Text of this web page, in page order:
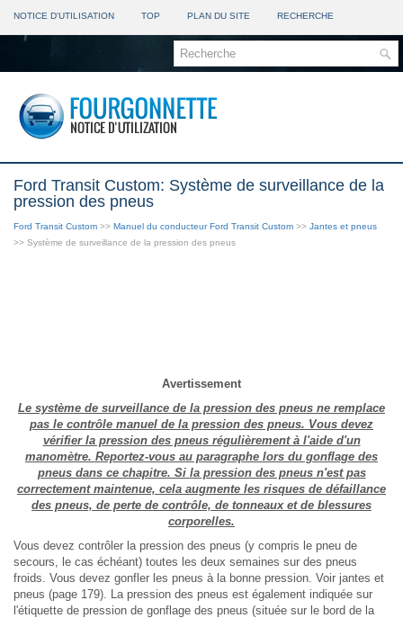
NOTICE D'UTILISATION TOP PLAN DU SITE RECHERCHE
Ford Transit Custom: Système de surveillance de la
pression des pneus
Ford Transit Custom >> Manuel du conducteur Ford Transit Custom >> Jantes et pneus
>> Système de surveillance de la pression des pneus
Avertissement
Le système de surveillance de la pression des pneus ne remplace
pas le contrôle manuel de la pression des pneus. Vous devez
vérifier la pression des pneus régulièrement à l'aide d'un
manomètre. Reportez-vous au paragraphe lors du gonflage des
pneus dans ce chapitre. Si la pression des pneus n'est pas
correctement maintenue, cela augmente les risques de défaillance
des pneus, de perte de contrôle, de tonneaux et de blessures
corporelles.
Vous devez contrôler la pression des pneus (y compris le pneu de
secours, le cas échéant) toutes les deux semaines sur des pneus
froids. Vous devez gonfler les pneus à la bonne pression. Voir jantes et
pneus (page 179). La pression des pneus est également indiquée sur
l'étiquette de pression de gonflage des pneus (située sur le bord de la